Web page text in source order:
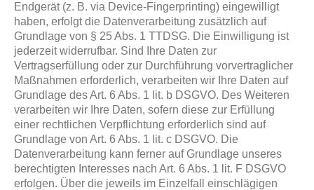
Endgerät (z. B. via Device-Fingerprinting) eingewilligt
haben, erfolgt die Datenverarbeitung zusätzlich auf
Grundlage von § 25 Abs. 1 TTDSG. Die Einwilligung ist
jederzeit widerrufbar. Sind Ihre Daten zur
Vertragserfüllung oder zur Durchführung vorvertraglicher
Maßnahmen erforderlich, verarbeiten wir Ihre Daten auf
Grundlage des Art. 6 Abs. 1 lit. b DSGVO. Des Weiteren
verarbeiten wir Ihre Daten, sofern diese zur Erfüllung
einer rechtlichen Verpflichtung erforderlich sind auf
Grundlage von Art. 6 Abs. 1 lit. c DSGVO. Die
Datenverarbeitung kann ferner auf Grundlage unseres
berechtigten Interesses nach Art. 6 Abs. 1 lit. F DSGVO
erfolgen. Über die jeweils im Einzelfall einschlägigen